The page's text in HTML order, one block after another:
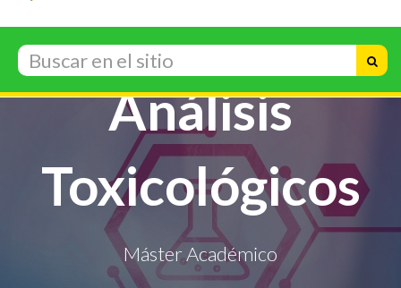
Toxicología y
Análisis
Toxicológicos
Máster Académico